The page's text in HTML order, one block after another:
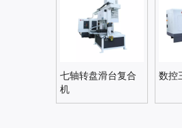
七轴转盘滑台复合
机
数控